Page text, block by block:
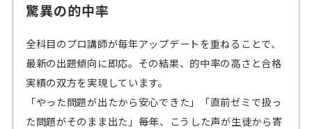
驚異の的中率
全科目のプロ講師が毎年アップデートを重ねることで、
最新の出題傾向に即応。その結果、的中率の高さと合格
実績の双方を実現しています。
「やった問題が出たから安心できた」「直前ゼミで扱っ
た問題がそのまま出た」――毎年、こうした声が生徒から寄